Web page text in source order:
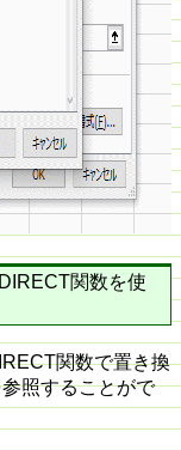
関数を使
関数で置き換
照することがで